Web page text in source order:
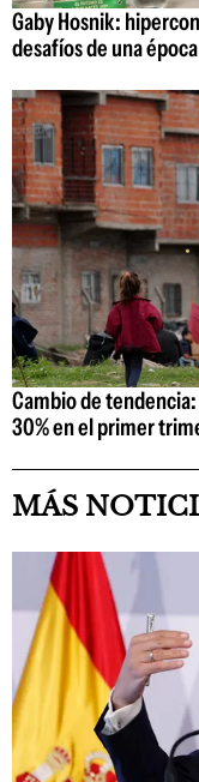
Gaby Hosnik:
desafíos de una
Cambio de
30% en el primer
MÁS